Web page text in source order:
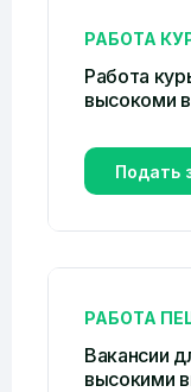
РАБОТА
Работа
высокоми
Подать
РАБОТА
Вакансии
высокими